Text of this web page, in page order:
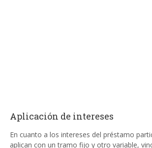
Aplicación de intereses
En cuanto a los intereses del préstamo
aplican con un tramo fijo y otro variable,